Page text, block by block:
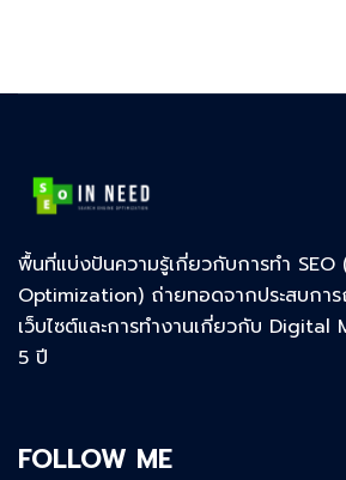
พื้นที่แบ่งปันความรู้เกี่ยวกับการทำ
Optimization) ถ่ายทอดจากประสบกา
เว็บไซต์และการทำงานเกี่ยวกับ
5 ปี
FOLLOW ME